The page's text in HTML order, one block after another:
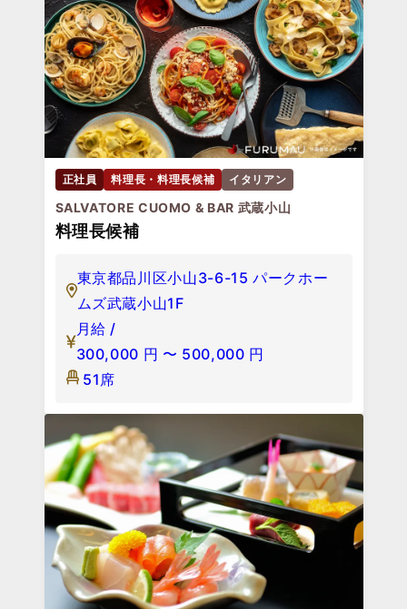
正社員 料理長・料理長候補 イタリアン
SALVATORE CUOMO & BAR 武蔵小山
料理長候補
東京都品川区小山3-6-15 パークホー
ムズ武蔵小山1F
月給 /
300,000 円 〜 500,000 円
51席